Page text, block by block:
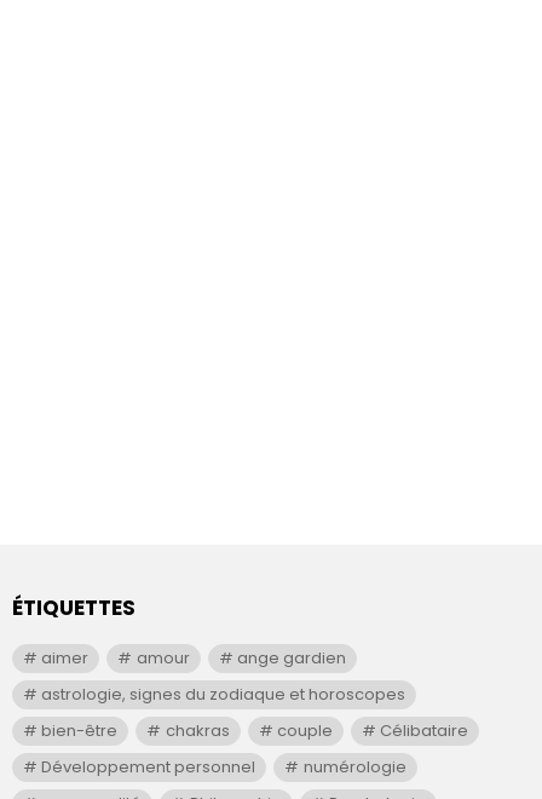
ÉTIQUETTES
aimer amour
ange gardien
astrologie, signes du zodiaque et horoscopes
bien-être
chakras couple
Célibataire
Développement personnel
numérologie